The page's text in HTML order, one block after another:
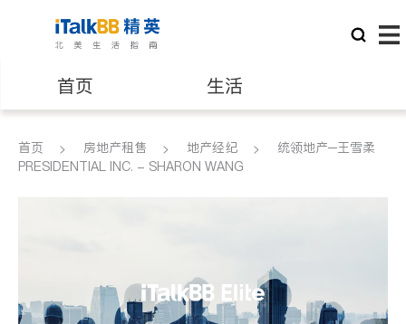
首页 生活
医生 律师
养老 非盈利组织
首页 房地产租售 地产经纪
统领地产─王雪柔
PRESIDENTIAL INC. - SHARON WANG